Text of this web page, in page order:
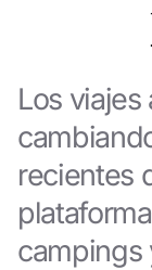
Los viajes
recientes
campings